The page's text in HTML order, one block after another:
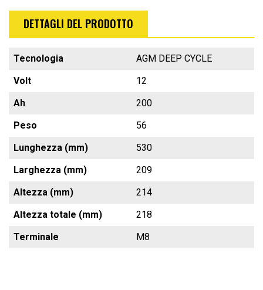
DETTAGLI DEL PRODOTTO
Tecnologia
AGM DEEP CYCLE
Volt
12
Ah
200
Peso
56
Lunghezza (mm)
530
Larghezza (mm)
209
Altezza (mm)
214
Altezza totale (mm)
218
Terminale
M8